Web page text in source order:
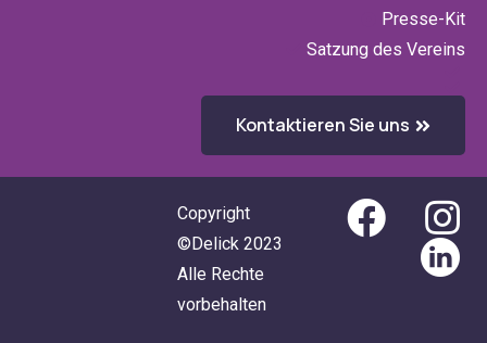
Presse-Kit
Satzung des Vereins
Kontaktieren Sie uns
Copyright
©Delick 2023
Alle Rechte
vorbehalten